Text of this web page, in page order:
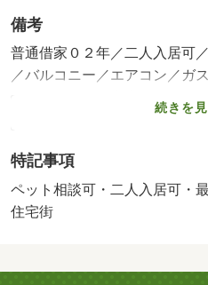
備考
普通借家０２年／二人入居可
／バルコニー／エアコン／ガ
フローリング／室内洗濯置／
ス／システムキッチン／温水
／駐車場１台無料／グリル付
ーリング／緑豊かな住宅地／
利用可／東南向き／全居室６
パー）まで３９０ｍ／ポプラ
続きを
特記事項
ペット相談可・二人入居可・
住宅街